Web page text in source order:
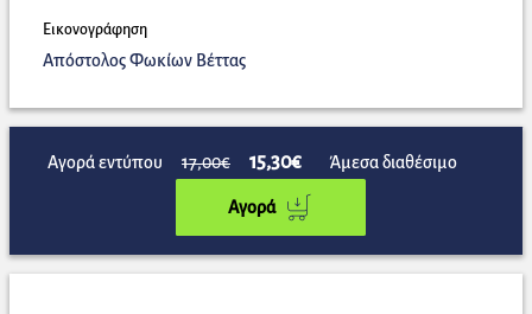
Εικονογράφηση
Απόστολος Φωκίων Βέττας
Αγορά εντύπου 17,00€ 15,30€ Άμεσα διαθέσιμο
Αγορά